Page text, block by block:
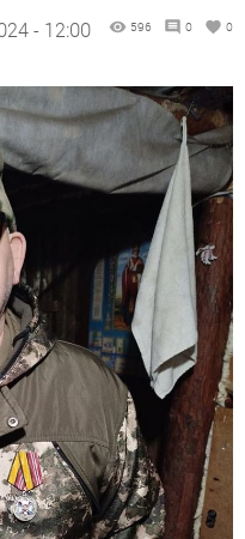
- 12:00 596 0 0